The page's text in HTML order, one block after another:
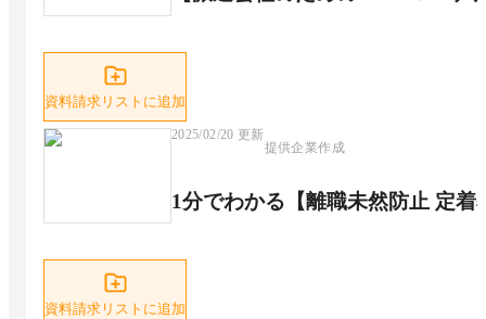
資料請求リストに追加
2025/02/20 更新
提供企業作成
1分でわかる【離職未然防止 定着
資料請求リストに追加